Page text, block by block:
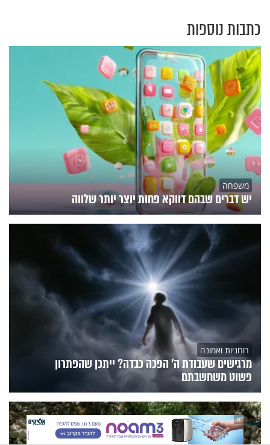
כתבות נוספות
משפחה
יש דברים שבהם דווקא פחות יוצר יותר שלווה
רוחניות ואמונה
מרגישים שעבודת ה' הפכה כבדה? ייתכן שהפתרון
פשוט משחשבתם
X